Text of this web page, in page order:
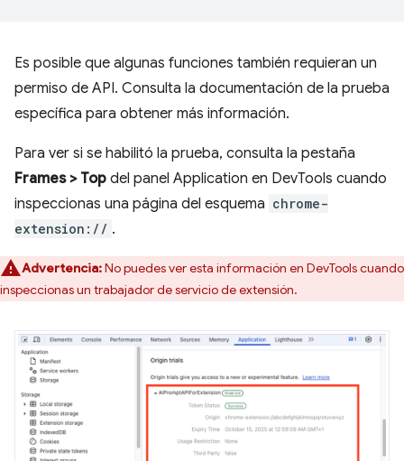
Es posible que algunas funciones también requieran un
permiso de API. Consulta la documentación de la prueba
específica para obtener más información.
Para ver si se habilitó la prueba, consulta la pestaña
Frames > Top del panel Application en DevTools cuando
inspeccionas una página del esquema chrome-
extension:// .
Advertencia:No puedes ver esta información en DevTools cuando
inspeccionas un trabajador de servicio de extensión.